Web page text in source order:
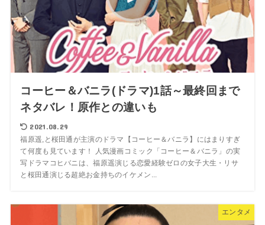
コーヒー＆バニラ(ドラマ)1話～最終回まで
ネタバレ！原作との違いも
2021.08.29
福原遥,と桜田通が主演のドラマ【コーヒー＆バニラ】にはまりすぎ
て何度も見ています！ 人気漫画コミック「コーヒー＆バニラ」の実
写ドラマコヒバニは、福原遥演じる恋愛経験ゼロの女子大生・リサ
と桜田通演じる超絶お金持ちのイケメン...
エンタメ